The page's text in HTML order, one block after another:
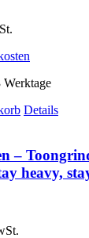
Werktage
Details
–
heavy,